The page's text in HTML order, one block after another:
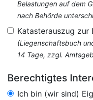
Belastungen auf dem
nach Behörde
Katasterauszug zur
(Liegenschaftsbuch
14 Tage, zzgl.
Berechtigtes
Ich bin (wir sind)